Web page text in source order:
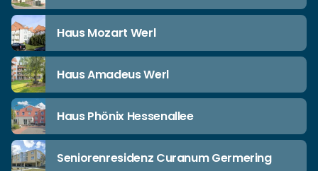
Haus Mozart Werl
Haus Amadeus Werl
Haus Phönix Hessenallee
Seniorenresidenz Curanum Germering